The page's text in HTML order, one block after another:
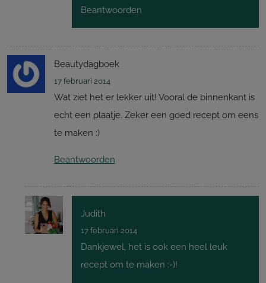
Beantwoorden
Beautydagboek
17 februari 2014
Wat ziet het er lekker uit! Vooral de binnenkant is
echt een plaatje. Zeker een goed recept om eens
te maken :)
Beantwoorden
Judith
17 februari 2014
Dankjewel, het is ook een heel leuk
recept om te maken :-)!